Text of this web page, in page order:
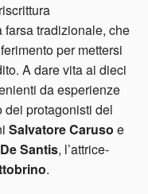
tradizionale, che
per mettersi
A dare vita ai dieci
da esperienze
dei protagonisti del
Salvatore Caruso e
Santis, l’attrice-
.